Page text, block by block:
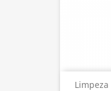
Limpeza